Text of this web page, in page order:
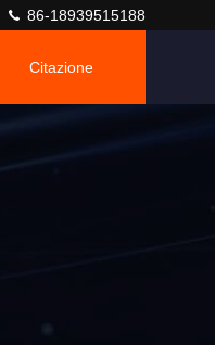
86-18939515188
Citazione